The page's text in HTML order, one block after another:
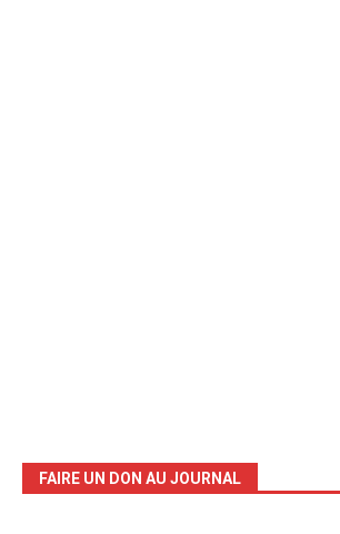
FAIRE UN DON AU JOURNAL